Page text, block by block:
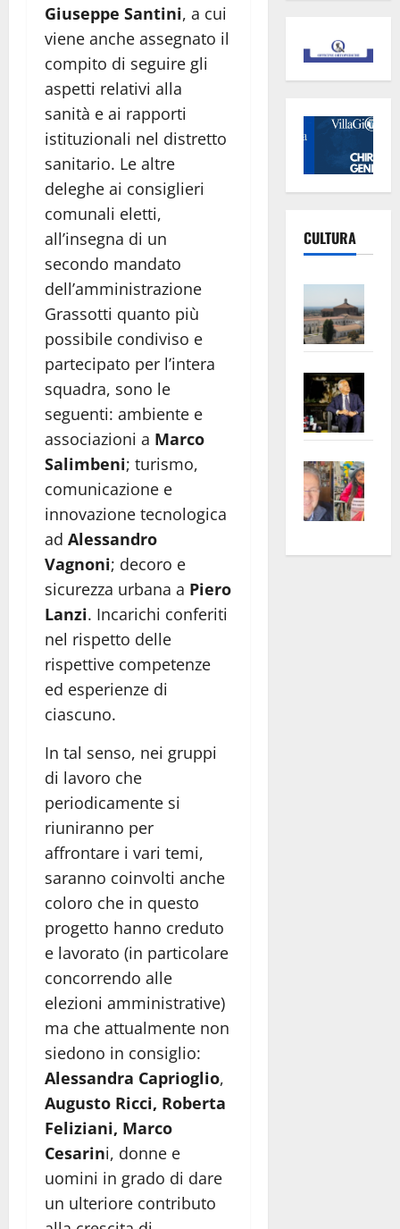
Giuseppe Santini, a cui
viene anche assegnato il
compito di seguire gli
aspetti relativi alla
sanità e ai rapporti
istituzionali nel distretto
sanitario. Le altre
deleghe ai consiglieri
comunali eletti,
all’insegna di un
secondo mandato
dell’amministrazione
Grassotti quanto più
possibile condiviso e
partecipato per l’intera
squadra, sono le
seguenti: ambiente e
associazioni a Marco
Salimbeni; turismo,
comunicazione e
innovazione tecnologica
ad Alessandro
Vagnoni; decoro e
sicurezza urbana a Piero
Lanzi. Incarichi conferiti
nel rispetto delle
rispettive competenze
ed esperienze di
ciascuno.
In tal senso, nei gruppi
di lavoro che
periodicamente si
riuniranno per
affrontare i vari temi,
saranno coinvolti anche
coloro che in questo
progetto hanno creduto
e lavorato (in particolare
concorrendo alle
elezioni amministrative)
ma che attualmente non
siedono in consiglio:
Alessandra Caprioglio,
Augusto Ricci, Roberta
Feliziani, Marco
Cesarini, donne e
uomini in grado di dare
un ulteriore contributo
CULTURA
euro
apre